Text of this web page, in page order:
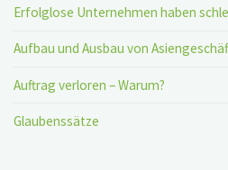
Erfolglose Unternehmen haben
Aufbau und Ausbau von
Auftrag verloren – Warum?
Glaubenssätze